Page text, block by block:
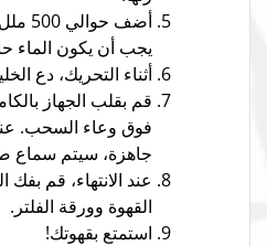
أضف
يجب أن يكون الماء
أثناء التحريك، دع
قم بقلب الجهاز
فوق وعاء السحب.
جاهزة، سيتم
عند الانتهاء، قم
القهوة وورقة الفلتر.
استمتع بقهوتك!